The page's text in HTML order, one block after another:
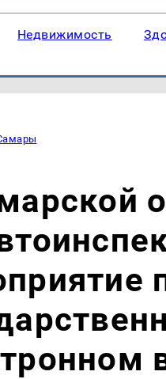
Недвижимость